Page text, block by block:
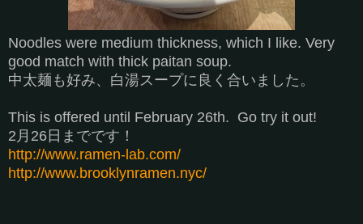
Noodles were medium thickness, which I like. Very
good match with thick paitan soup.
中太麺も好み、白湯スープに良く合いました。
This is offered until February 26th. Go try it out!
2月26日までです！
http://www.ramen-lab.com/
http://www.brooklynramen.nyc/